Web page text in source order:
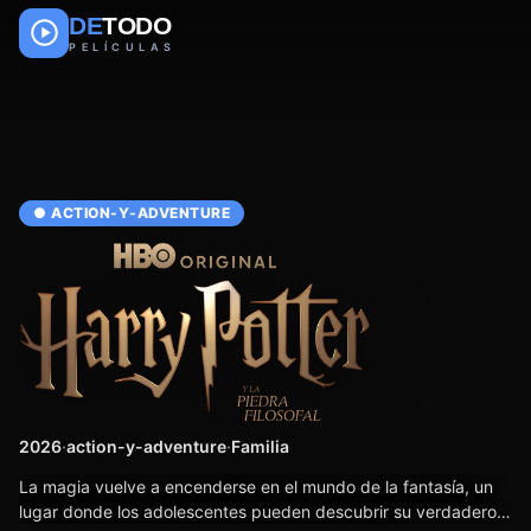
DETODO
PELÍCULAS
● ACTION-Y-ADVENTURE
2026·action-y-adventure·Familia
La magia vuelve a encenderse en el mundo de la fantasía, un
lugar donde los adolescentes pueden descubrir su verdadero